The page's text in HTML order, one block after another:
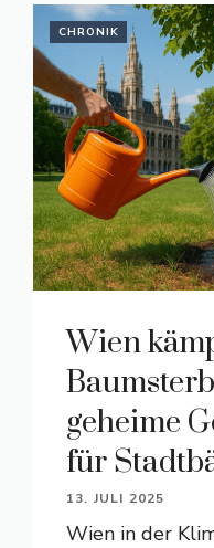
CHRONIK
Wien
geheime
für
13. JULI 2025
Wien in der